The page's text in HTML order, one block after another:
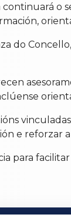
o
do
e reforzar
para